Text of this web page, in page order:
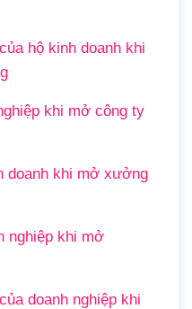
hộ kinh doanh khi
khi mở công ty
doanh khi mở xưởng
nghiệp khi mở
doanh nghiệp khi